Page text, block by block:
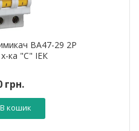
ВА47-29 2Р
ка "С" ІЕК
грн.
В кошик